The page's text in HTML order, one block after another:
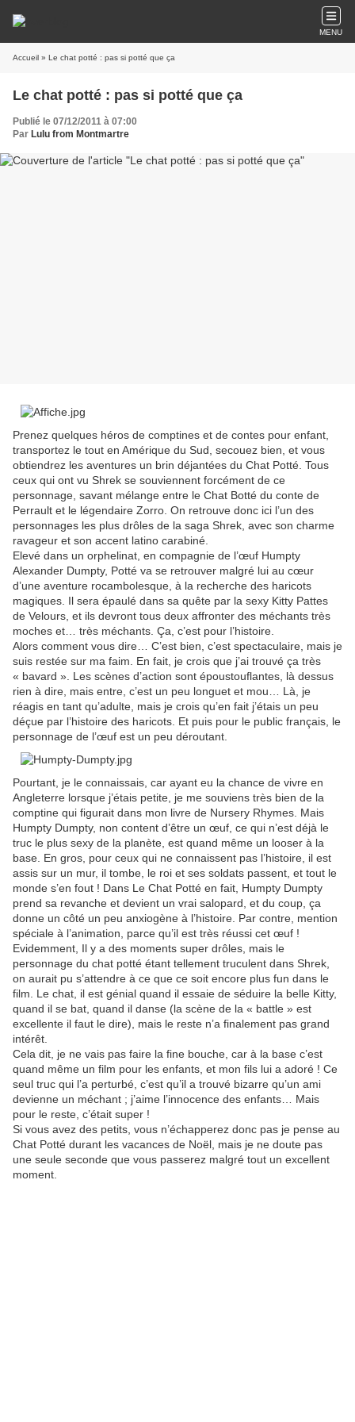
MENU
Accueil » Le chat potté : pas si potté que ça
Le chat potté : pas si potté que ça
Publié le 07/12/2011 à 07:00
Par Lulu from Montmartre
Prenez quelques héros de comptines et de contes pour enfant,
transportez le tout en Amérique du Sud, secouez bien, et vous
obtiendrez les aventures un brin déjantées du Chat Potté. Tous
ceux qui ont vu Shrek se souviennent forcément de ce
personnage, savant mélange entre le Chat Botté du conte de
Perrault et le légendaire Zorro. On retrouve donc ici l’un des
personnages les plus drôles de la saga Shrek, avec son charme
ravageur et son accent latino carabiné.
Elevé dans un orphelinat, en compagnie de l’œuf Humpty
Alexander Dumpty, Potté va se retrouver malgré lui au cœur
d’une aventure rocambolesque, à la recherche des haricots
magiques. Il sera épaulé dans sa quête par la sexy Kitty Pattes
de Velours, et ils devront tous deux affronter des méchants très
moches et… très méchants. Ça, c’est pour l’histoire.
Alors comment vous dire… C’est bien, c’est spectaculaire, mais je
suis restée sur ma faim. En fait, je crois que j’ai trouvé ça très
« bavard ». Les scènes d’action sont époustouflantes, là dessus
rien à dire, mais entre, c’est un peu longuet et mou… Là, je
réagis en tant qu’adulte, mais je crois qu’en fait j’étais un peu
déçue par l’histoire des haricots. Et puis pour le public français, le
personnage de l’œuf est un peu déroutant.
Pourtant, je le connaissais, car ayant eu la chance de vivre en
Angleterre lorsque j’étais petite, je me souviens très bien de la
comptine qui figurait dans mon livre de Nursery Rhymes. Mais
Humpty Dumpty, non content d’être un œuf, ce qui n’est déjà le
truc le plus sexy de la planète, est quand même un looser à la
base. En gros, pour ceux qui ne connaissent pas l’histoire, il est
assis sur un mur, il tombe, le roi et ses soldats passent, et tout le
monde s’en fout ! Dans Le Chat Potté en fait, Humpty Dumpty
prend sa revanche et devient un vrai salopard, et du coup, ça
donne un côté un peu anxiogène à l’histoire. Par contre, mention
spéciale à l’animation, parce qu’il est très réussi cet œuf !
Evidemment, Il y a des moments super drôles, mais le
personnage du chat potté étant tellement truculent dans Shrek,
on aurait pu s’attendre à ce que ce soit encore plus fun dans le
film. Le chat, il est génial quand il essaie de séduire la belle Kitty,
quand il se bat, quand il danse (la scène de la « battle » est
excellente il faut le dire), mais le reste n’a finalement pas grand
intérêt.
Cela dit, je ne vais pas faire la fine bouche, car à la base c’est
quand même un film pour les enfants, et mon fils lui a adoré ! Ce
seul truc qui l’a perturbé, c’est qu’il a trouvé bizarre qu’un ami
devienne un méchant ; j’aime l’innocence des enfants… Mais
pour le reste, c’était super !
Si vous avez des petits, vous n’échapperez donc pas je pense au
Chat Potté durant les vacances de Noël, mais je ne doute pas
une seule seconde que vous passerez malgré tout un excellent
moment.